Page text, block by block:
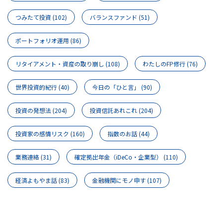
つみたて投資(102) バランスファンド (51)
ポートフォリオ運用 (86)
リタイアメント・資産の取り崩し (108) わたしのFP修行(76)
世界投資的紀行(40) 今日の「ひと言」 (90)
投資の発想法(204) 投資信託あれこれ(204)
投資家の感情リスク (160) 指数のお話(44)
業務連絡(31) 確定拠出年金（iDeCo・企業型） (110)
経済よもやま話(83) 金融機関にモノ申す(107)